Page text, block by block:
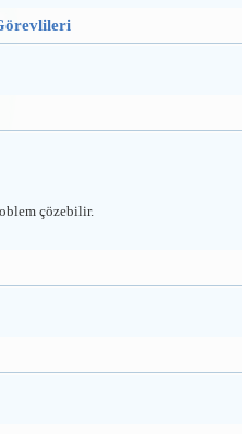
çözebilir.